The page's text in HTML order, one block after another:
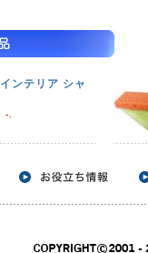
ンテリア シャ
-.